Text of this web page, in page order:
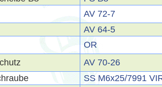
AV 72-7
AV 64-5
OR
AV 70-26
SS M6x25/7991